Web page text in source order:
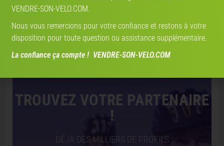
Lancer l'estimation V-IA
Estimation parvendre-son-velo.com— données marché actualisées ·2 751 estimations réalisées
TROUVEZ VOTRE PARTENAIRE
!
DÉJÀ DES MILLIERS DE PROFILS
VENDRE-SON-VELO.COM.
Nous vous remercions pour votre confiance et restons à votre
disposition pour toute question ou assistance supplémentaire.
La confiance ça compte ! VENDRE-SON-VELO.COM